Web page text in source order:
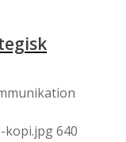
kopi.jpg640